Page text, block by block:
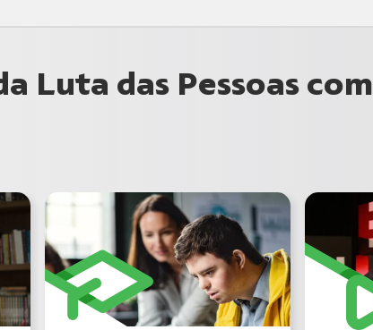
Luta das Pessoas com